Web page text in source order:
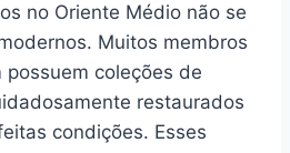
no Oriente Médio não se
Muitos membros
coleções de
restaurados
condições. Esses